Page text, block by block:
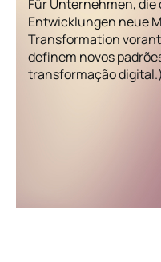
Für Unternehmen,
Entwicklungen neue
Transformation
definem novos
transformação digital.)